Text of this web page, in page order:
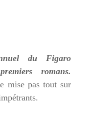
du Figaro
romans.
mise pas tout sur